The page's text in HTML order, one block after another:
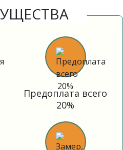
Предоплата всего
20%